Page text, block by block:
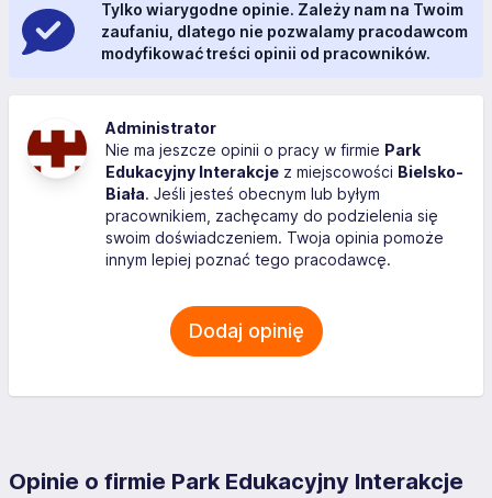
Tylko wiarygodne opinie. Zależy nam na Twoim
zaufaniu, dlatego nie pozwalamy pracodawcom
modyfikować treści opinii od pracowników.
Administrator
Nie ma jeszcze opinii o pracy w firmie Park
Edukacyjny Interakcje z miejscowości Bielsko-
Biała. Jeśli jesteś obecnym lub byłym
pracownikiem, zachęcamy do podzielenia się
swoim doświadczeniem. Twoja opinia pomoże
innym lepiej poznać tego pracodawcę.
Dodaj opinię
Opinie o firmie Park Edukacyjny Interakcje